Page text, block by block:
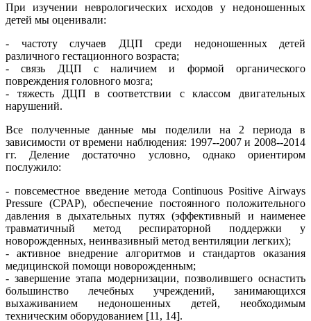
При изучении неврологических исходов у недоношенных
детей мы оценивали:
- частоту случаев ДЦП среди недоношенных детей
различного гестационного возраста;
- связь ДЦП с наличием и формой органического
повреждения головного мозга;
- тяжесть ДЦП в соответствии с классом двигательных
нарушений.
Все полученные данные мы поделили на 2 периода в
зависимости от времени наблюдения: 1997--2007 и 2008--2014
гг. Деление достаточно условно, однако ориентиром
послужило:
- повсеместное введение метода Continuous Positive Airways
Pressure (CPAP), обеспечение постоянного положительного
давления в дыхательных путях (эффективный и наименее
травматичный метод респираторной поддержки у
новорожденных, неинвазивный метод вентиляции легких);
- активное внедрение алгоритмов и стандартов оказания
медицинской помощи новорожденным;
- завершение этапа модернизации, позволившего оснастить
большинство лечебных учреждений, занимающихся
выхаживанием недоношенных детей, необходимым
техническим оборудованием [11, 14].